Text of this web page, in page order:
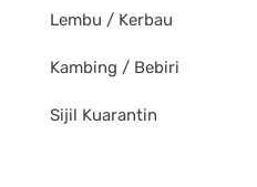
Lembu / Kerbau
Kambing / Bebiri
Sijil Kuarantin